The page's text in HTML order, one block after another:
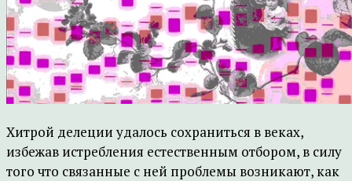
Хитрой делеции удалось сохраниться в веках,
избежав истребления естественным отбором, в силу
того что связанные с ней проблемы возникают, как